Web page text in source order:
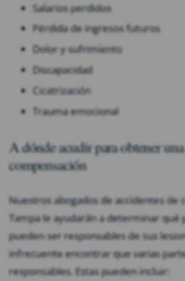
Salarios perdidos
Pérdida de ingresos futuros
Dolor y sufrimiento
Discapacidad
Cicatrización
Trauma emocional
A dónde acudir para obtener una
compensación
Nuestros abogados de accidentes de
Tampa le ayudarán a determinar qué
pueden ser responsables de sus
infrecuente encontrar que varias
responsables. Estas pueden incluir: